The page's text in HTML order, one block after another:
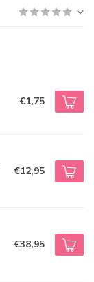
€1,75
€12,95
€38,95